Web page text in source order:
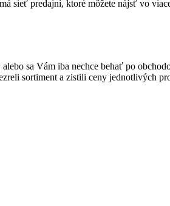
má sieť predajní, ktoré môžete nájsť vo
sa Vám iba nechce behať po
sortiment a zistili ceny jednotlivých